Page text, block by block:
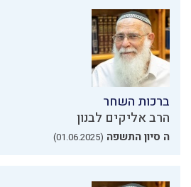
ברכות השחר
הרב אליקים לבנון
ה סיון התשפה (01.06.2025)